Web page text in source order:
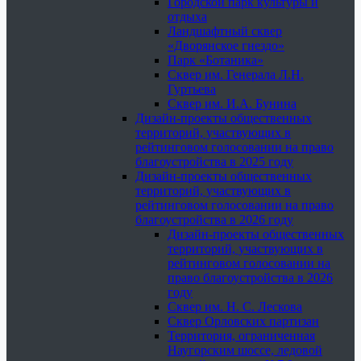
отдыха
Ландшафтный сквер
«Дворянское гнездо»
Парк «Ботаника»
Сквер им. Генерала Л.Н.
Гуртьева
Сквер им. И.А. Бунина
Дизайн-проекты общественных
территорий, участвующих в
рейтинговом голосовании на право
благоустройства в 2025 году
Дизайн-проекты общественных
территорий, участвующих в
рейтинговом голосовании на право
благоустройства в 2026 году
Дизайн-проекты общественных
территорий, участвующих в
рейтинговом голосовании на
право благоустройства в 2026
году
Сквер им. Н. С. Лескова
Сквер Орловских партизан
Территория, ограниченная
Наугорским шоссе, ледовой